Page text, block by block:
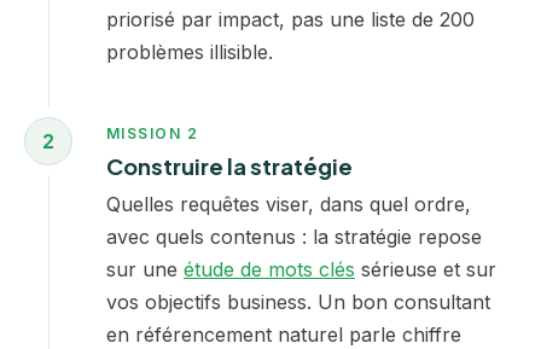
priorisé par impact, pas une liste de 200
problèmes illisible.
2 MISSION 2
Construire la stratégie
Quelles requêtes viser, dans quel ordre,
avec quels contenus : la stratégie repose
sur une étude de mots clés sérieuse et sur
vos objectifs business. Un bon consultant
en référencement naturel parle chiffre